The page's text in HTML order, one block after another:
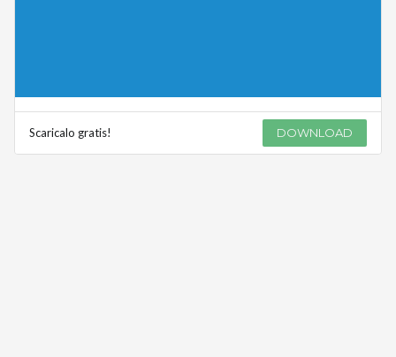
Scaricalo gratis! DOWNLOAD